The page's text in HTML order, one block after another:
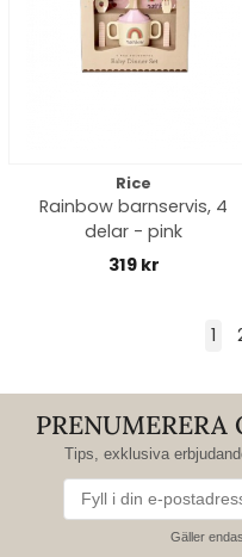
Rice
Rainbow barnservis, 4
delar - pink
319 kr
1
PRENUMERERA
Tips, exklusiva
Gäller